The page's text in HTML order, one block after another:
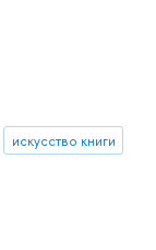
искусство книги